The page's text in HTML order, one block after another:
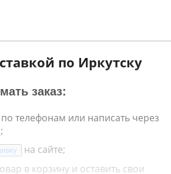
по Иркутску
заказ:
телефонам или написать через
на сайте;
в корзину и оставить свои